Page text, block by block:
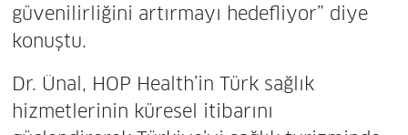
güvenilirliğini artırmayı hedefliyor” diye
konuştu.
Dr. Ünal, HOP Health’in Türk sağlık
hizmetlerinin küresel itibarını